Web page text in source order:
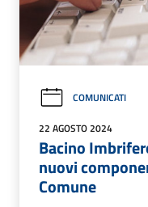
COMUNICATI
22 AGOSTO 2024
Bacino
nuovi
Comune